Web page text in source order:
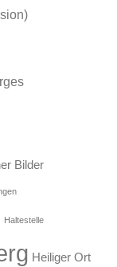
Bilder
Haltestelle
Heiliger Ort